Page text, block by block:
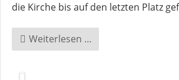
die Kirche bis auf den letzten Platz
Weiterlesen …
Singen